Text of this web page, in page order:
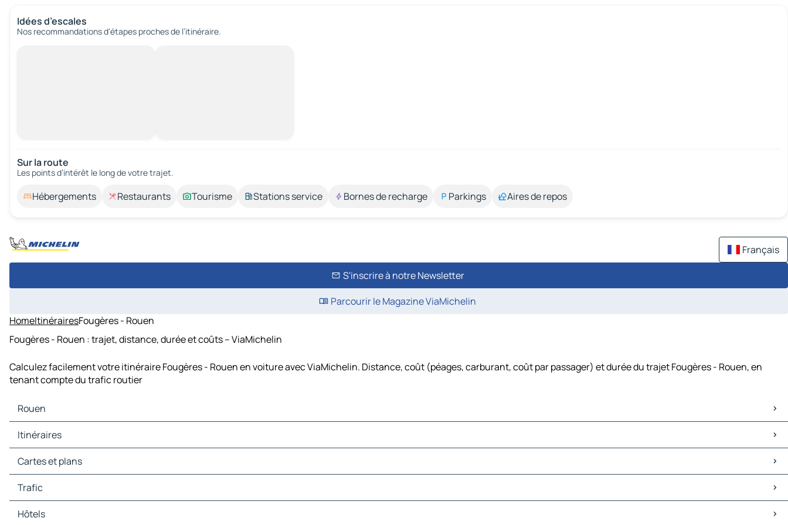
Idées d’escales
Nos recommandations d'étapes proches de l’itinéraire.
Sur la route
Les points d’intérêt le long de votre trajet.
Hébergements Restaurants Tourisme Stations service Bornes de recharge Parkings Aires de repos
Français
S'inscrire à notre Newsletter
Parcourir le Magazine ViaMichelin
HomeItinérairesFougères - Rouen
Fougères - Rouen : trajet, distance, durée et coûts – ViaMichelin
Calculez facilement votre itinéraire Fougères - Rouen en voiture avec ViaMichelin. Distance, coût (péages, carburant, coût par passager) et durée du trajet Fougères - Rouen, en
tenant compte du trafic routier
Rouen
Rouen Cartes et plans
Rouen Trafic
Rouen Hôtels
Rouen Restaurants
Rouen Stations-service
Itinéraires
Itinéraires Rouen - Paris
Itinéraires Rouen - Orléans
Itinéraires Rouen - Lille
Itinéraires Rouen - Évreux
Itinéraires Rouen - Beauvais
Itinéraires Rouen - Pontoise
Cartes et plans
Cartes et plans Paris
Cartes et plans Orléans
Cartes et plans Lille
Cartes et plans Évreux
Trafic
Trafic Paris
Trafic Orléans
Hôtels